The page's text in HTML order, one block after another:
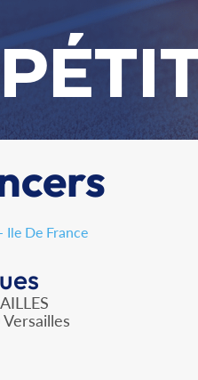
Ile De France